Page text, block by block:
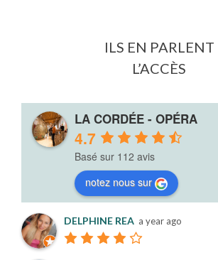
ILS EN PARLENT
L’ACCÈS
LA CORDÉE - OPÉRA
4.7
Basé sur 112 avis
notez nous sur
DELPHINE REA a year ago